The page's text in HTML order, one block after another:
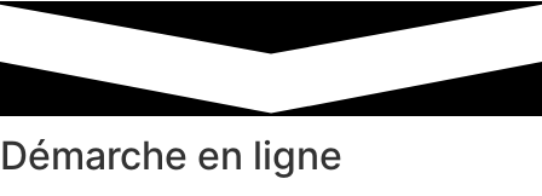
Démarche en ligne